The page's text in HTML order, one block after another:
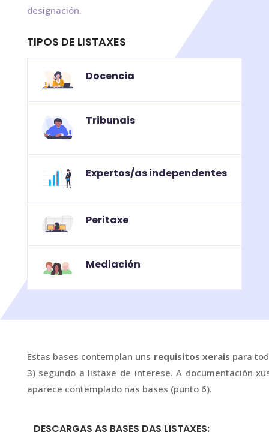
designación.
TIPOS DE LISTAXES
Docencia
Tribunais
Expertos/as independentes
Peritaxe
Mediación
Estas bases contemplan uns requisitos xerais para
3) segundo a listaxe de interese. A documentación
aparece contemplado nas bases (punto 6).
DESCARGAS AS BASES DAS LISTAXES: